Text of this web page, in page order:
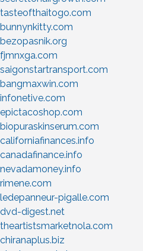
tasteofthaitogo.com
bunnynkitty.com
bezopasnik.org
fjmnxga.com
saigonstartransport.com
bangmaxwin.com
infonetive.com
epictacoshop.com
biopuraskinserum.com
californiafinances.info
canadafinance.info
nevadamoney.info
rimene.com
ledepanneur-pigalle.com
dvd-digest.net
theartistsmarketnola.com
chiranaplus.biz